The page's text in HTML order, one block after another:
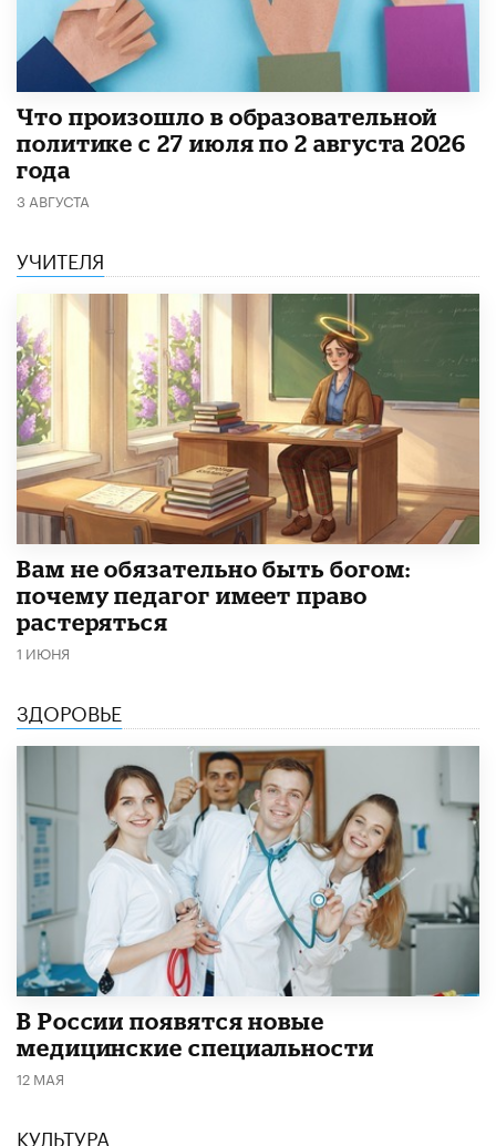
​Что произошло в образовательной
политике с 27 июля по 2 августа 2026
года
3 АВГУСТА
УЧИТЕЛЯ
​Вам не обязательно быть богом:
почему педагог имеет право
растеряться
1 ИЮНЯ
ЗДОРОВЬЕ
В России появятся новые
медицинские специальности
12 МАЯ
КУЛЬТУРА